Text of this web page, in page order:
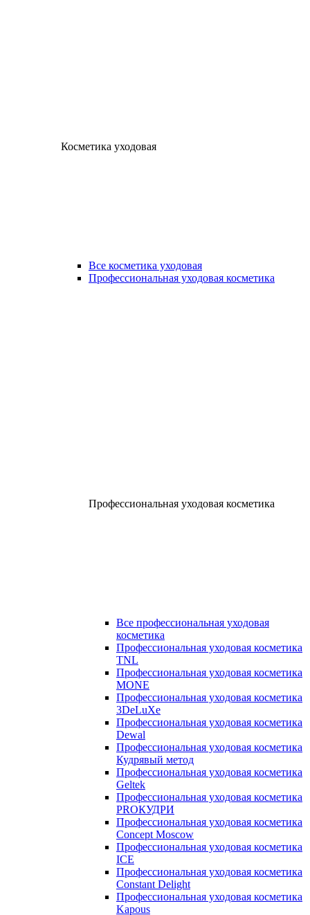
Косметика уходовая
Все косметика уходовая
Профессиональная уходовая косметика
Профессиональная уходовая косметика
Все профессиональная уходовая
косметика
Профессиональная уходовая косметика
TNL
Профессиональная уходовая косметика
MONE
Профессиональная уходовая косметика
3DeLuXe
Профессиональная уходовая косметика
Dewal
Профессиональная уходовая косметика
Кудрявый метод
Профессиональная уходовая косметика
Geltek
Профессиональная уходовая косметика
PROКУДРИ
Профессиональная уходовая косметика
Concept Moscow
Профессиональная уходовая косметика
ICE
Профессиональная уходовая косметика
Constant Delight
Профессиональная уходовая косметика
Kapous